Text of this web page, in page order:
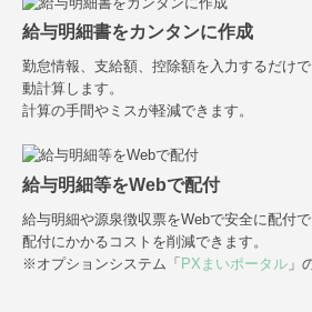
給与明細書をカンタンに作成
勤怠情報、支給額、控除額を入力するだけ
動計算します。
計算の手間やミスが軽減できます。
給与明細等をWebで配付
給与明細や源泉徴収票をWebで安全に配付
配付にかかるコストを削減できます。
※オプションシステム「PXまいポータル 」